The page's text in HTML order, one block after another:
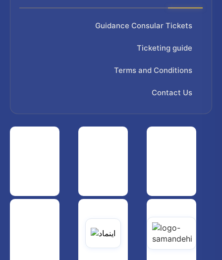
Guidance Consular Tickets
Ticketing guide
Terms and Conditions
Contact Us